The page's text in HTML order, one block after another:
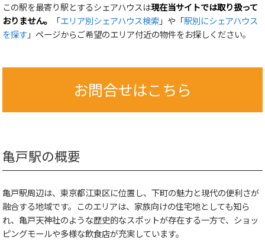
この駅を最寄り駅とするシェアハウスは現在当サイトでは取り扱って
おりません。
「エリア別シェアハウス検索」や「駅別にシェアハウス
を探す」ページからご希望のエリア付近の物件をお探しください。
お問合せはこちら
亀戸駅の概要
亀戸駅周辺は、東京都江東区に位置し、下町の魅力と現代の便利さが
融合する地域です。このエリアは、家族向けの住宅地としても知ら
れ、亀戸天神社のような歴史的なスポットが存在する一方で、ショッ
ピングモールや多様な飲食店が充実しています。